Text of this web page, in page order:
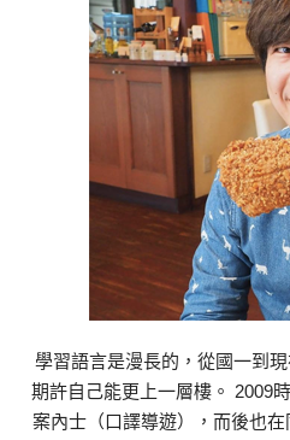
學習語言是漫長的，從國一到
期許自己能更上一層樓。 2009
案內士（口譯導遊），而後也